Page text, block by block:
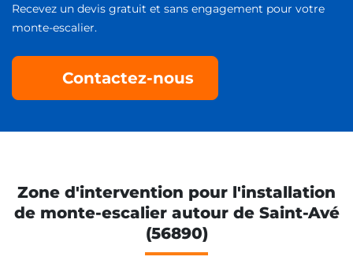
Recevez un devis gratuit et sans engagement pour votre
monte-escalier.
Contactez-nous
Zone d'intervention pour l'installation
de monte-escalier autour de Saint-Avé
(56890)